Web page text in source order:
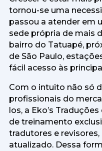
tornou-se uma
passou a atender em
sede própria de mais
bairro do Tatuapé,
de São Paulo,
fácil acesso às
Com o intuito não só
profissionais do
los, a Eko’s
de treinamento
tradutores e
atualizado. Dessa